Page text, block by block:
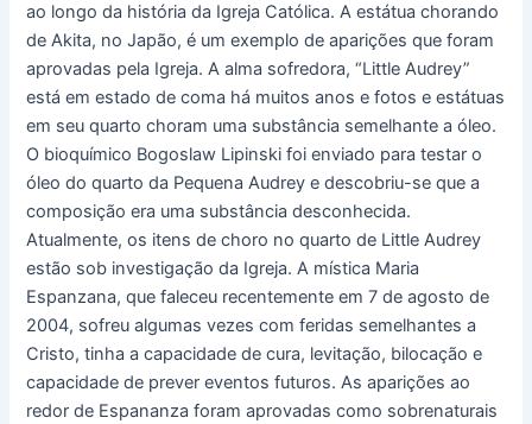
ao longo da história da Igreja Católica. A estátua chorando
de Akita, no Japão, é um exemplo de aparições que foram
aprovadas pela Igreja. A alma sofredora, “Little Audrey”
está em estado de coma há muitos anos e fotos e estátuas
em seu quarto choram uma substância semelhante a óleo.
O bioquímico Bogoslaw Lipinski foi enviado para testar o
óleo do quarto da Pequena Audrey e descobriu-se que a
composição era uma substância desconhecida.
Atualmente, os itens de choro no quarto de Little Audrey
estão sob investigação da Igreja. A mística Maria
Espanzana, que faleceu recentemente em 7 de agosto de
2004, sofreu algumas vezes com feridas semelhantes a
Cristo, tinha a capacidade de cura, levitação, bilocação e
capacidade de prever eventos futuros. As aparições ao
redor de Espananza foram aprovadas como sobrenaturais